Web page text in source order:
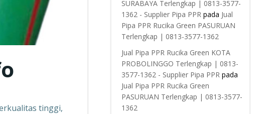
tinggi,
SURABAYA Terlengkap | 0813-3577-
1362 - Supplier Pipa PPRpada Jual
Pipa PPR Rucika Green PASURUAN
Terlengkap | 0813-3577-1362
Jual Pipa PPR Rucika Green KOTA
PROBOLINGGO Terlengkap | 0813-
3577-1362 - Supplier Pipa PPRpada
Jual Pipa PPR Rucika Green
PASURUAN Terlengkap | 0813-3577-
1362